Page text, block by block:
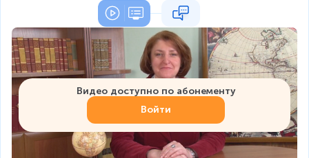
Видео доступно по абонементу
Войти